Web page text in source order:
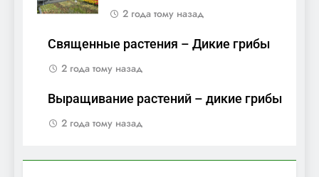
2 года тому назад
Священные растения – Дикие грибы
2 года тому назад
Выращивание растений – дикие грибы
2 года тому назад